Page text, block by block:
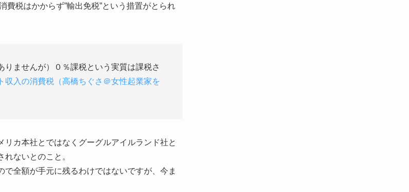
税はかからず”輸出免税”という措置がとられ
ませんが）０％課税という実質は課税さ
収入の消費税（高橋ちぐさ＠女性起業家を
カ本社とではなくグーグルアイルランド社と
ないとのこと。
全額が手元に残るわけではないですが、今ま